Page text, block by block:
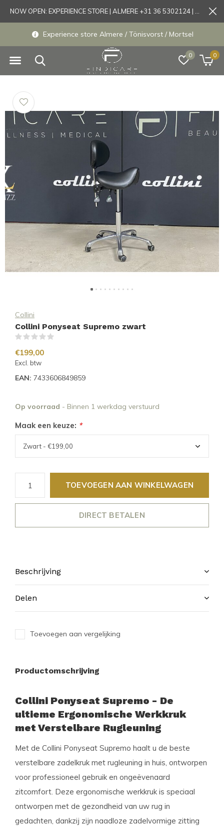
0 0
Experience store Almere / Tönisvorst / Mortsel
Collini
Collini Ponyseat Supremo zwart
€199,00
Excl. btw
EAN: 7433606849859
Op voorraad - Binnen 1 werkdag verstuurd
Maak een keuze: *
TOEVOEGEN AAN WINKELWAGEN
DIRECT BETALEN
Beschrijving
Delen
Toevoegen aan vergelijking
Productomschrijving
Collini Ponyseat Supremo - De
ultieme Ergonomische Werkkruk
met Verstelbare Rugleuning
Met de Collini Ponyseat Supremo haalt u de beste
verstelbare zadelkruk met rugleuning in huis, ontworpen
voor professioneel gebruik en ongeëvenaard
zitcomfort. Deze ergonomische werkkruk is speciaal
ontworpen met de gezondheid van uw rug in
gedachten, dankzij zijn naadloze zadelvormige zitting